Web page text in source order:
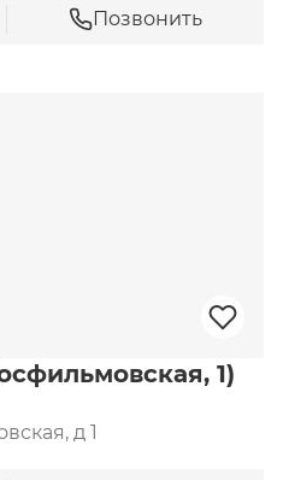
Позвонить
1)
д 1